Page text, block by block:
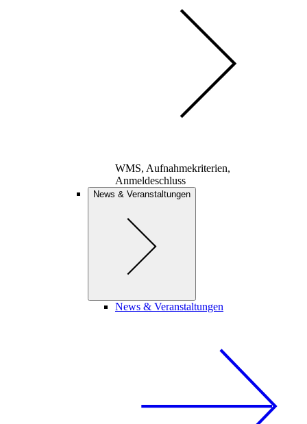
WMS, Aufnahmekriterien,
Anmeldeschluss
News & Veranstaltungen
News & Veranstaltungen